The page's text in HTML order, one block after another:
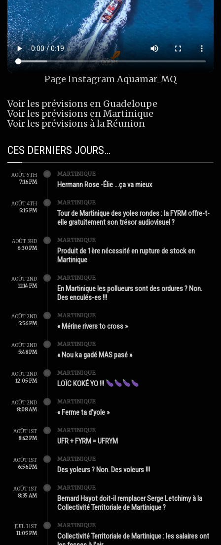
Page InstagramAquamar_MQ
Voir les prévisions en Guadeloupe
Voir les prévisions en Martinique
Voir les prévisions à la Réunion
CES DERNIERS JOURS…
AOÛT 5TH
7:16 PM
MARTINIQUE
Hermann Rose -Élie …ça va mieux
AOÛT 4TH
5:15 PM
MARTINIQUE
Tour de Martinique des yoles rondes : la FYRM offre-t-
elle gratuitement son trésor audiovisuel ?
AOÛT 3RD
6:30 PM
MARTINIQUE
Produit de 1ère nécessité en rupture de stock en
Martinique
AOÛT 2ND
11:14 PM
MARTINIQUE
En Martinique les pollueurs sont des ordures ? Non.
Des enculés-es !!!
AOÛT 2ND
5:56 PM
MARTINIQUE
« Mérine rivers to cross »
AOÛT 2ND
5:48 PM
MARTINIQUE
« Nou ka gadé MAS pasé »
AOÛT 2ND
12:05 PM
MARTINIQUE
LOÏC KOKÉ YO !!!
AOÛT 2ND
8:08 AM
MARTINIQUE
« Ferme ta d’yole »
AOÛT 1ST
8:42 PM
MARTINIQUE
UFR + FYRM = UFRYM
AOÛT 1ST
6:56 PM
MARTINIQUE
Des yoleurs ? Non. Des voleurs !!!
AOÛT 1ST
8:35 AM
MARTINIQUE
Bernard Hayot doit-il remplacer Serge Letchimy à la
Collectivité Territoriale de Martinique ?
JUIL 31ST
11:05 PM
MARTINIQUE
Collectivité Territoriale de Martinique : les salaires ont